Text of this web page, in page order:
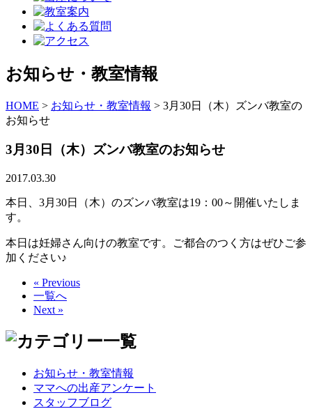
お知らせ・教室情報
HOME > お知らせ・教室情報 > 3月30日（木）ズンバ教室の
お知らせ
3月30日（木）ズンバ教室のお知らせ
2017.03.30
本日、3月30日（木）のズンバ教室は19：00～開催いたしま
す。
本日は妊婦さん向けの教室です。ご都合のつく方はぜひご参
加ください♪
« Previous
一覧へ
Next »
お知らせ・教室情報
ママへの出産アンケート
スタッフブログ